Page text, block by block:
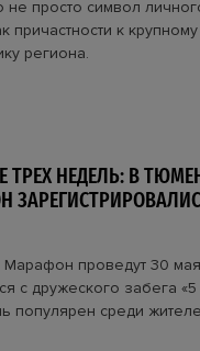
не просто символ
причастности к крупному
региона.
ТРЕХ НЕДЕЛЬ: В
проведут 30
с дружеского забега
популярен среди